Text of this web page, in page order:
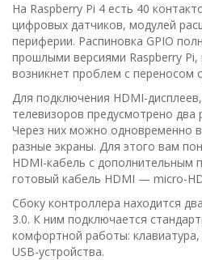
На Raspberry Pi 4 есть 40
цифровых датчиков, модулей
периферии. Распиновка GPIO
прошлыми версиями Raspberry Pi,
возникнет проблем с переносом
Для подключения HDMI-
телевизоров предусмотрено
Через них можно одновременно
разные экраны. Для этого вам
HDMI-кабель с дополнительным
готовый кабель HDMI — micro-
Сбоку контроллера находится
3.0. К ним подключается
комфортной работы:
USB-устройства.